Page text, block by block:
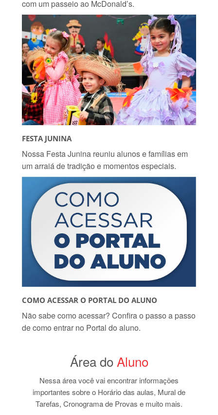
com um passeio ao McDonald’s.
FESTA JUNINA
Nossa Festa Junina reuniu alunos e famílias em
um arraiá de tradição e momentos especiais.
COMO ACESSAR O PORTAL DO ALUNO
Não sabe como acessar? Confira o passo a passo
de como entrar no Portal do aluno.
Área do Aluno
Nessa área você vai encontrar informações
importantes sobre o Horário das aulas, Mural de
Tarefas, Cronograma de Provas e muito mais.